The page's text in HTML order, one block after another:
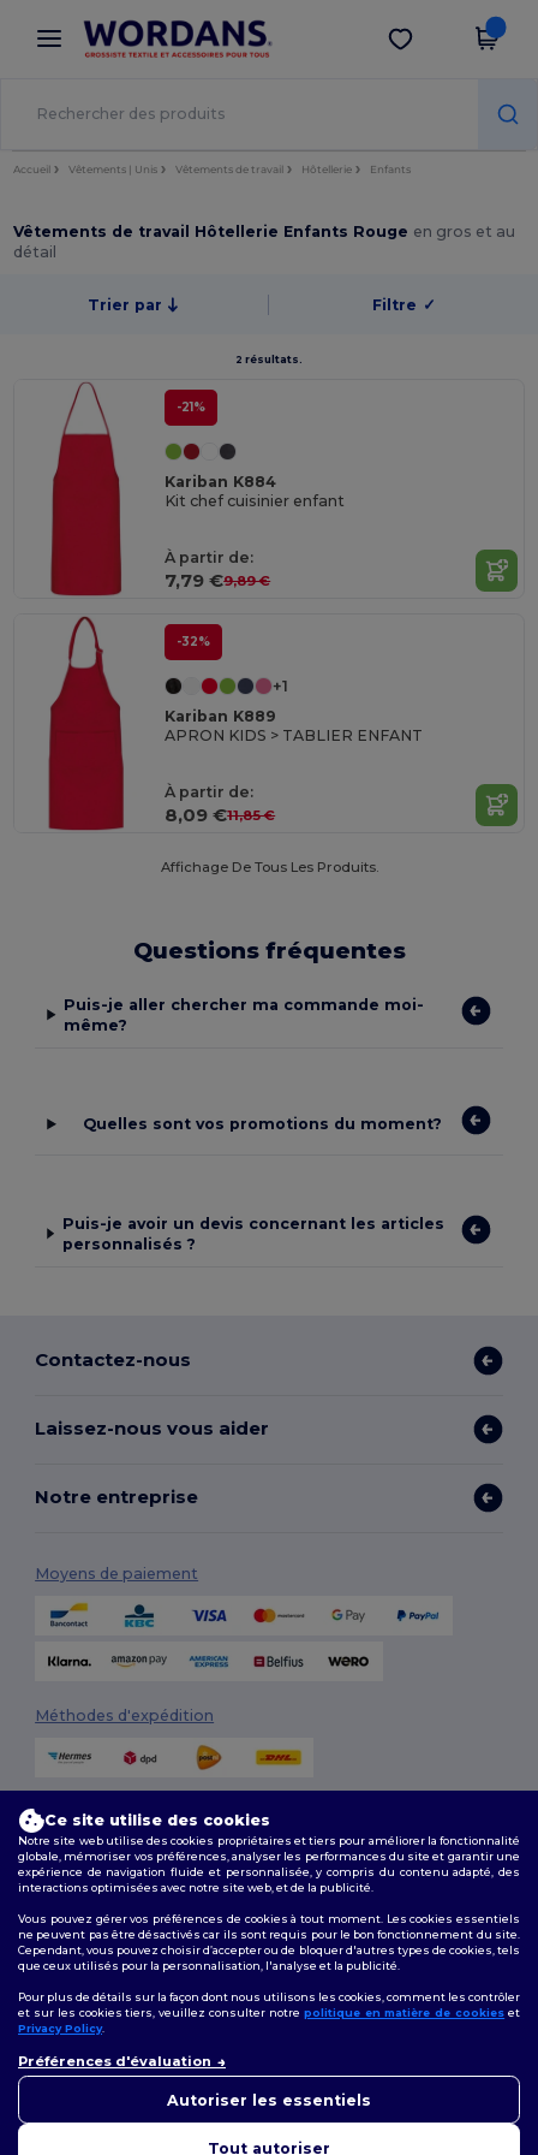
× Appli Wordans
Meilleurs prix sur l’app !
Obtenir l'appli
Accueil Vêtements | Unis Vêtements de travail Hôtellerie Enfants
Vêtements de travail Hôtellerie Enfants Rouge en gros et au
détail
Trier par Filtre ✓
2 résultats.
-21%
Kariban K884
Kit chef cuisinier enfant
À partir de:
7,79 €9,89 €
-32%
+1
Kariban K889
APRON KIDS > TABLIER ENFANT
À partir de:
8,09 €11,85 €
Affichage De Tous Les Produits.
Questions fréquentes
Puis-je aller chercher ma commande moi-
même?
Quelles sont vos promotions du moment?
Puis-je avoir un devis concernant les articles
personnalisés ?
Contactez-nous
Laissez-nous vous aider
Notre entreprise
Moyens de paiement
Méthodes d'expédition
Conditions Générales|Politique de personnalisation |Politique de
Confidentialité
Suivez-nous
Bruxelles|Anvers|Mortsel|Malines|Lierre|Turnhout|Geel|
Hoogstraten |Bruges
Ce site utilise des cookies
Notre site web utilise des cookies propriétaires et tiers pour améliorer la fonctionnalité
globale, mémoriser vos préférences, analyser les performances du site et garantir une
expérience de navigation fluide et personnalisée, y compris du contenu adapté, des
interactions optimisées avec notre site web, et de la publicité.
Vous pouvez gérer vos préférences de cookies à tout moment. Les cookies essentiels
ne peuvent pas être désactivés car ils sont requis pour le bon fonctionnement du site.
Cependant, vous pouvez choisir d’accepter ou de bloquer d'autres types de cookies, tels
que ceux utilisés pour la personnalisation, l'analyse et la publicité.
Pour plus de détails sur la façon dont nous utilisons les cookies, comment les contrôler
et sur les cookies tiers, veuillez consulter notre politique en matière de cookies et
Privacy Policy.
Préférences d'évaluation
Autoriser les essentiels
Tout autoriser
pouvez nous contacter à tout
pour vous aider.